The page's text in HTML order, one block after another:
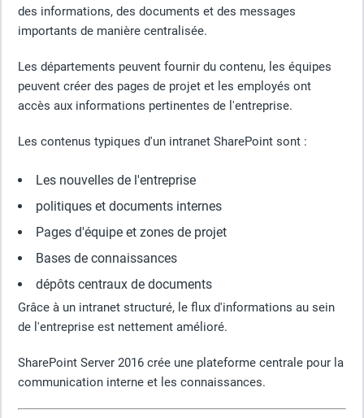
des informations, des documents et des messages
importants de manière centralisée.
Les départements peuvent fournir du contenu, les équipes
peuvent créer des pages de projet et les employés ont
accès aux informations pertinentes de l'entreprise.
Les contenus typiques d'un intranet SharePoint sont :
Les nouvelles de l'entreprise
politiques et documents internes
Pages d'équipe et zones de projet
Bases de connaissances
dépôts centraux de documents
Grâce à un intranet structuré, le flux d'informations au sein
de l'entreprise est nettement amélioré.
SharePoint Server 2016 crée une plateforme centrale pour la
communication interne et les connaissances.